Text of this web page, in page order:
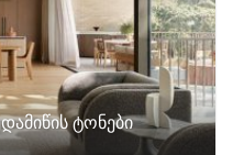
ტონები